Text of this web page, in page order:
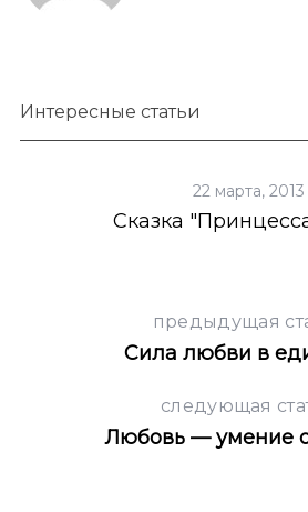
Интересные статьи
22 марта, 2013
Сказка
предыдущая
Сила любви в
следующая
Любовь — умение
e
a